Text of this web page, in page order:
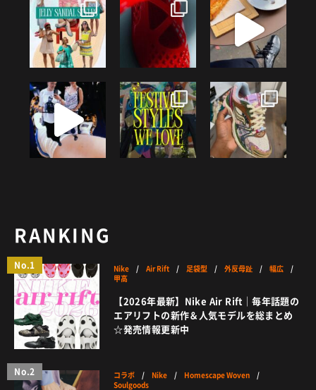
RANKING
No.1 Nike /Air Rift /足袋型 /外反母趾 /幅広 /
甲高
【2026年最新】Nike Air Rift｜毎年話題の
エアリフトの新作＆人気モデルを総まとめ
☆発売情報更新中
No.2 コラボ / Nike / Homescape Woven /
Soulgoods